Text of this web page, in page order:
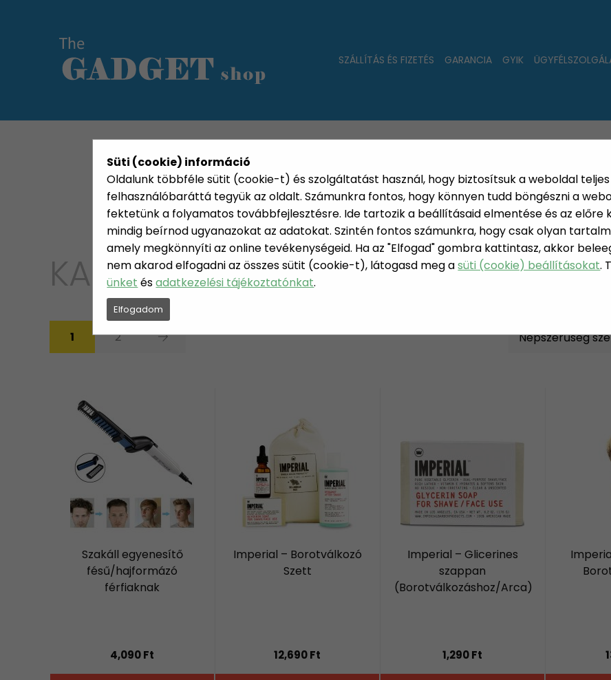
Süti (cookie) információ
Oldalunk többféle sütit (cookie-t) és szolgáltatást használ, hogy biztosítsuk a weboldal
felhasználóbaráttá tegyük az oldalt. Számunkra fontos, hogy könnyen tudd böngészni a
fektetünk a folyamatos továbbfejlesztésre. Ide tartozik a beállításaid elmentése és az előre
mindig beírnod ugyanazokat az adatokat. Szintén fontos számunkra, hogy csak olyan
amely megkönnyíti az online tevékenységeid. Ha az "Elfogad" gombra kattintasz, akkor
nem akarod elfogadni az összes sütit (cookie-t), látogasd meg asüti (cookie) beállításokat.
ünket ésadatkezelési tájékoztatónkat.
Elfogadom
SZÁLLÍTÁS ÉS FIZETÉS GARANCIA GYIK
KATEGÓRIÁK HETI AJÁNLAT
PÁRSZÁZAS
KATEGÓRIA SZÉPSÉGÁPOLÁS FÉRFI
1 2
Szakáll egyenesítő
fésű/hajformázó
férfiaknak
4,090 Ft
Imperial – Borotválkozó
Szett
12,690 Ft
Imperial – Glicerines
szappan
(Borotválkozáshoz/Arca)
1,290 Ft